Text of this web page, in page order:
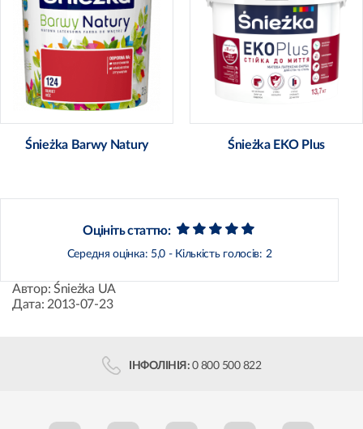
Śnieżka Barwy Natury Śnieżka EKO Plus
Оцініть статтю:
Середня оцінка: 5,0 - Кількість голосів: 2
Автор: Śnieżka UA
Дата:2013-07-23
ІНФОЛІНІЯ: 0 800 500 822